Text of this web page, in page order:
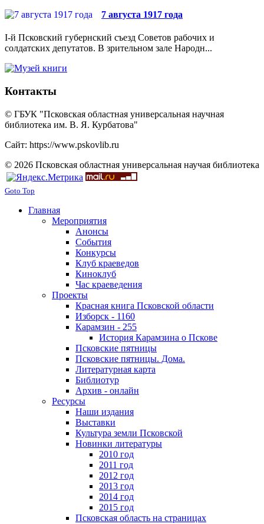
7 августа 1917 года
I-й Псковский губернский съезд Советов рабочих и
солдатских депутатов. В зрительном зале Народн...
Контакты
© ГБУК "Псковская областная универсальная научная
библиотека им. В. Я. Курбатова"
Сайт: https://www.pskovlib.ru
© 2026 Псковская областная универсальная научая библиотека
Goto Top
Главная
Мероприятия
Анонсы
События
Конкурсы
Клуб краеведов
Киноклуб
Час краеведения
Проекты
Красная книга Псковской области
Изборск - 1160
Карамзин - 255
История Карамзина о Пскове
Псковские пятницы
Псковские пятницы. Дома.
Литературная карта
Библиотур
Архив - онлайн
Ресурсы
Наши издания
Выставки
Культура земли Псковской
Новинки литературы
2010 год
2011 год
2012 год
2013 год
2014 год
2015 год
Псковская область на страницах